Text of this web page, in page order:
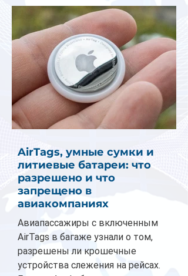
AirTags, умные сумки и
литиевые батареи: что
разрешено и что
запрещено в
авиакомпаниях
Авиапассажиры с включенным
AirTags в багаже узнали о том,
разрешены ли крошечные
устройства слежения на рейсах.